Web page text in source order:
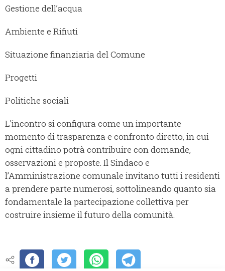
Gestione dell’acqua
Ambiente e Rifiuti
Situazione finanziaria del Comune
Progetti
Politiche sociali
L'incontro si configura come un importante
momento di trasparenza e confronto diretto, in cui
ogni cittadino potrà contribuire con domande,
osservazioni e proposte. Il Sindaco e
l’Amministrazione comunale invitano tutti i residenti
a prendere parte numerosi, sottolineando quanto sia
fondamentale la partecipazione collettiva per
costruire insieme il futuro della comunità.